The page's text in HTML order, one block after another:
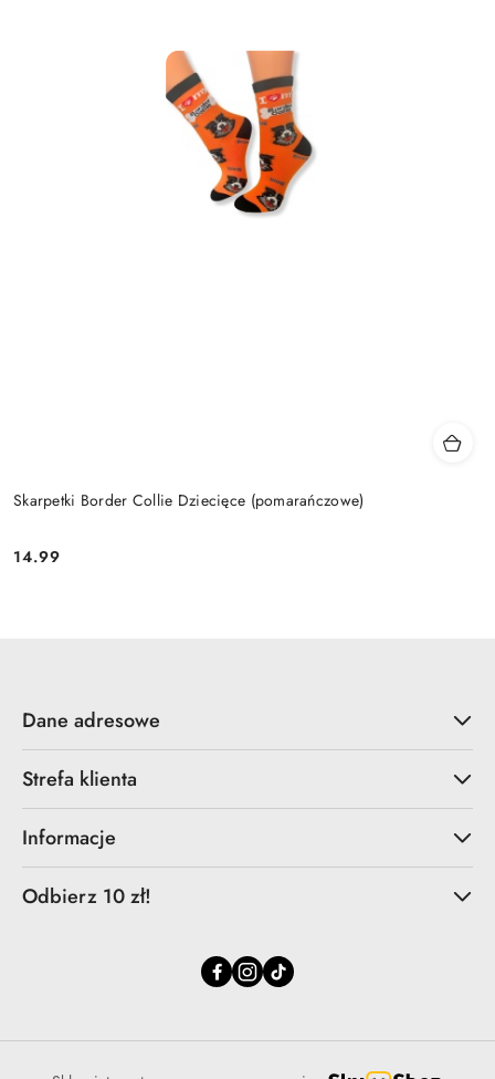
Skarpetki Border Collie Dziecięce (pomarańczowe)
Cena:
14.99
Dane adresowe
Strefa klienta
Informacje
Odbierz 10 zł!